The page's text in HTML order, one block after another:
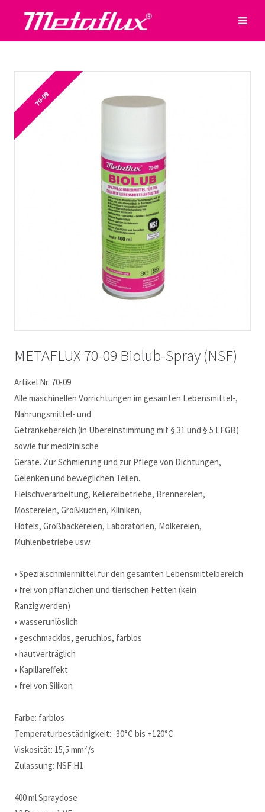
70-09
METAFLUX 70-09 Biolub-Spray (NSF)
Artikel Nr. 70-09
Alle maschinellen Vorrichtungen im gesamten Lebensmittel-,
Nahrungsmittel- und
Getränkebereich (in Übereinstimmung mit § 31 und § 5 LFGB)
sowie für medizinische
Geräte. Zur Schmierung und zur Pflege von Dichtungen,
Gelenken und beweglichen Teilen.
Fleischverarbeitung, Kellereibetriebe, Brennereien,
Mostereien, Großküchen, Kliniken,
Hotels, Großbäckereien, Laboratorien, Molkereien,
Mühlenbetriebe usw.
• Spezialschmiermittel für den gesamten Lebensmittelbereich
• frei von pflanzlichen und tierischen Fetten (kein
Ranzigwerden)
• wasserunlöslich
• geschmacklos, geruchlos, farblos
• hautverträglich
• Kapillareffekt
• frei von Silikon
Farbe: farblos
Temperaturbestädnigkeit: -30°C bis +120°C
Viskosität: 15,5 mm²/s
Zulassung: NSF H1
400 ml Spraydose